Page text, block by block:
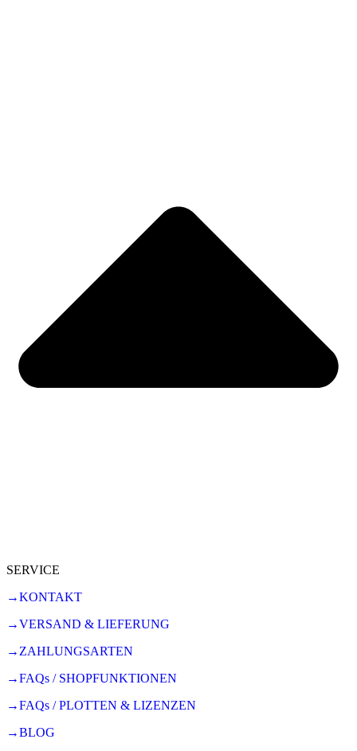
SERVICE
→KONTAKT
→VERSAND & LIEFERUNG
→ZAHLUNGSARTEN
→FAQs / SHOPFUNKTIONEN
→FAQs / PLOTTEN & LIZENZEN
→BLOG